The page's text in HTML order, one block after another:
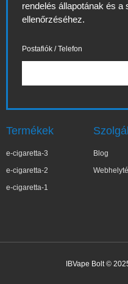
rendelés állapotának és a
ellenőrzéséhez.
Postafiók / Telefon
Termékek
e-cigaretta-3
e-cigaretta-2
e-cigaretta-1
Blog
IBVape Bolt ©
Elż***ta